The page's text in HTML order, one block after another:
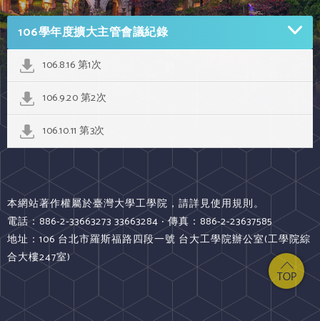
106學年度擴大主管會議紀錄
106.8.16 第1次
106.9.20 第2次
106.10.11 第3次
本網站著作權屬於臺灣大學工學院，請詳見使用規則。
電話：886-2-33663273 33663284 ‧ 傳真：886-2-23637585
地址：106 台北市羅斯福路四段一號 台大工學院辦公室(工學院綜
合大樓247室)